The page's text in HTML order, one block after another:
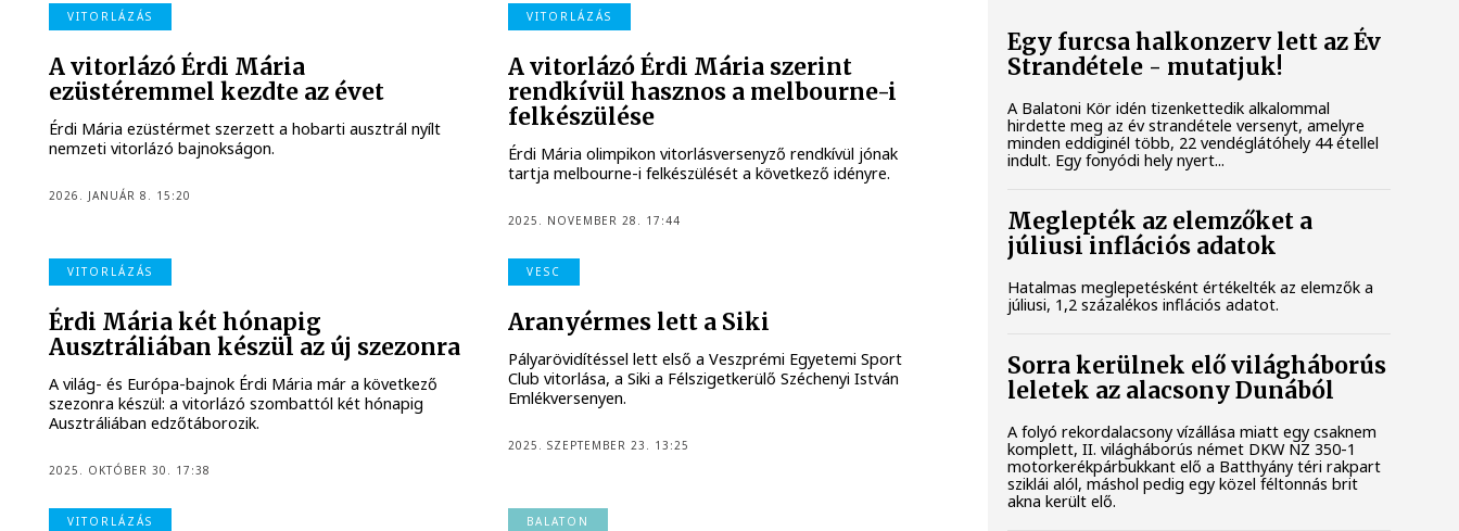
VITORLÁZÁS
A vitorlázó Érdi Mária
ezüstéremmel kezdte az évet
Érdi Mária ezüstérmet szerzett a hobarti ausztrál nyílt
nemzeti vitorlázó bajnokságon.
2026. JANUÁR 8. 15:20
VITORLÁZÁS
A vitorlázó Érdi Mária szerint
rendkívül hasznos a melbourne-i
felkészülése
Érdi Mária olimpikon vitorlásversenyző rendkívül jónak
tartja melbourne-i felkészülését a következő idényre.
2025. NOVEMBER 28. 17:44
VITORLÁZÁS
Érdi Mária két hónapig
Ausztráliában készül az új szezonra
A világ- és Európa-bajnok Érdi Mária már a következő
szezonra készül: a vitorlázó szombattól két hónapig
Ausztráliában edzőtáborozik.
2025. OKTÓBER 30. 17:38
VESC
Aranyérmes lett a Siki
Pályarövidítéssel lett első a Veszprémi Egyetemi Sport
Club vitorlása, a Siki a Félszigetkerülő Széchenyi István
Emlékversenyen.
2025. SZEPTEMBER 23. 13:25
VITORLÁZÁS BALATON
Egy furcsa halkonzerv lett az Év
Strandétele - mutatjuk!
A Balatoni Kör idén tizenkettedik alkalommal
hirdette meg az év strandétele versenyt, amelyre
minden eddiginél több, 22 vendéglátóhely 44 étellel
indult. Egy fonyódi hely nyert...
Meglepték az elemzőket a
júliusi inflációs adatok
Hatalmas meglepetésként értékelték az elemzők a
júliusi, 1,2 százalékos inflációs adatot.
Sorra kerülnek elő világháborús
leletek az alacsony Dunából
A folyó rekordalacsony vízállása miatt egy csaknem
komplett, II. világháborús német DKW NZ 350-1
motorkerékpárbukkant elő a Batthyány téri rakpart
sziklái alól, máshol pedig egy közel féltonnás brit
akna került elő.